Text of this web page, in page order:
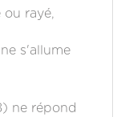
rayé,
s'allume
ne répond